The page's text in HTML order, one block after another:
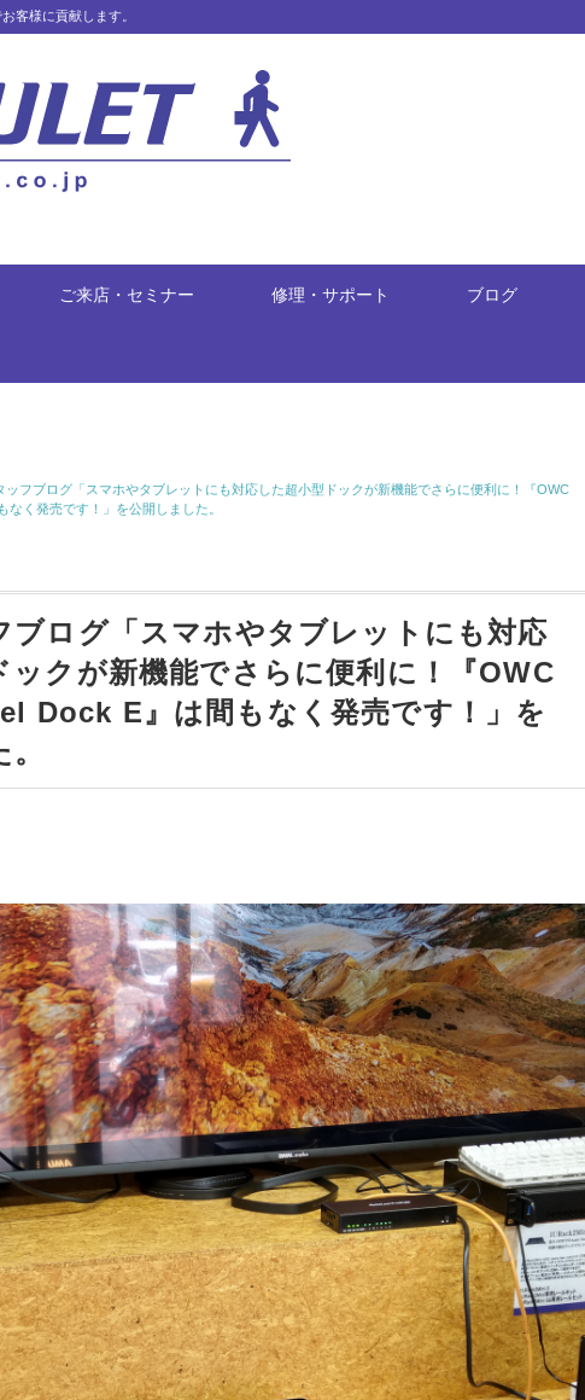
客様に貢献します。
ご来店・セミナー 修理・サポート ブログ
ッフブログ「スマホやタブレットにも対応した超小型ドックが新機能でさらに便利に！『OWC
く発売です！」を公開しました。
ブログ「スマホやタブレットにも対応
ックが新機能でさらに便利に！『OWC
Dock E』は間もなく発売です！」を